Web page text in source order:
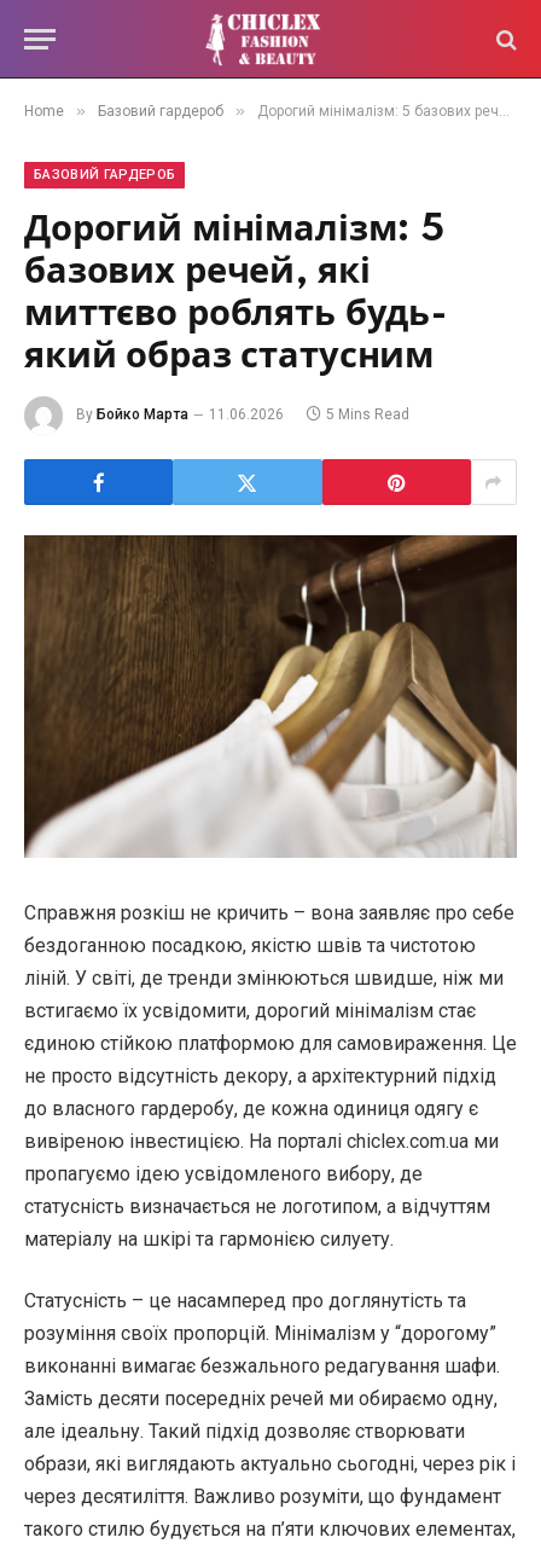
Home » Базовий гардероб » Дорогий мінімалізм: 5 базових речей, які миттєво роблять будь-який образ статусним
БАЗОВИЙ ГАРДЕРОБ
Дорогий мінімалізм: 5
базових речей, які
миттєво роблять будь-
який образ статусним
By Бойко Марта 11.06.2026 5 Mins Read
Справжня розкіш не кричить – вона заявляє про себе
бездоганною посадкою, якістю швів та чистотою
ліній. У світі, де тренди змінюються швидше, ніж ми
встигаємо їх усвідомити, дорогий мінімалізм стає
єдиною стійкою платформою для самовираження. Це
не просто відсутність декору, а архітектурний підхід
до власного гардеробу, де кожна одиниця одягу є
вивіреною інвестицією. На порталі chiclex.com.ua ми
пропагуємо ідею усвідомленого вибору, де
статусність визначається не логотипом, а відчуттям
матеріалу на шкірі та гармонією силуету.
Статусність – це насамперед про доглянутість та
розуміння своїх пропорцій. Мінімалізм у “дорогому”
виконанні вимагає безжального редагування шафи.
Замість десяти посередніх речей ми обираємо одну,
але ідеальну. Такий підхід дозволяє створювати
образи, які виглядають актуально сьогодні, через рік і
через десятиліття. Важливо розуміти, що фундамент
такого стилю будується на п’яти ключових елементах,